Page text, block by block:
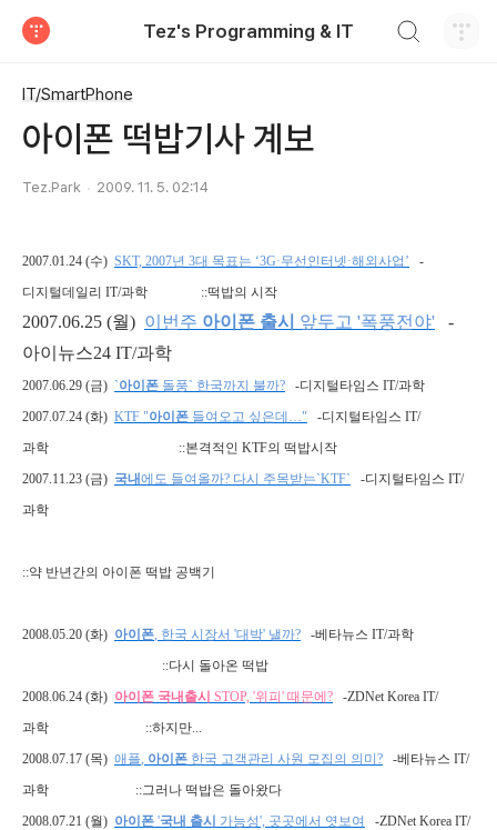
Tez's Programming & IT
IT/SmartPhone
아이폰 떡밥기사 계보
Tez.Park 2009. 11. 5. 02:14
2007.01.24 (수) SKT, 2007년 3대 목표는 ‘3G·무선인터넷·해외사업’
-
디지털데일리 IT/과학 ::떡밥의 시작
2007.06.25 (월) 이번주 아이폰 출시 앞두고 '폭풍전야' -
아이뉴스24 IT/과학
2007.06.29 (금) `아이폰 돌풍` 한국까지 불까? -디지털타임스 IT/과학
2007.07.24 (화) KTF "아이폰 들여오고 싶은데…" -디지털타임스 IT/
과학 ::본격적인 KTF의 떡밥시작
2007.11.23 (금) 국내에도 들여올까? 다시 주목받는`KTF` -디지털타임스 IT/
과학
::약 반년간의 아이폰 떡밥 공백기
2008.05.20 (화) 아이폰, 한국 시장서 '대박' 낼까? -베타뉴스 IT/과학
::다시 돌아온 떡밥
2008.06.24 (화) 아이폰 국내출시 STOP, '위피 ' 때문에 ? -ZDNet Korea IT/
과학 ::하지만...
2008.07.17 (목) 애플, 아이폰 한국 고객관리 사원 모집의 의미 ? -베타뉴스 IT/
과학 ::그러나 떡밥은 돌아왔다
2008.07.21 (월) 아이폰 '국내 출시 가능성', 곳곳에서 엿보여
-ZDNet Korea IT/